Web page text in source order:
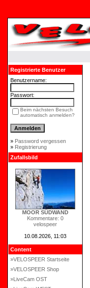
Registrierte Benutzer
Benutzername:
Passwort:
Beim nächsten Besuch
automatisch anmelden?
» Password vergessen
» Registrierung
Zufallsbild
MOOR SÜDWAND
Kommentare: 0
velospeer
10.08.2026, 11:03
Content
»VELOSPEER Startseite
»VELOSPEER Shop
»LiveCam OST